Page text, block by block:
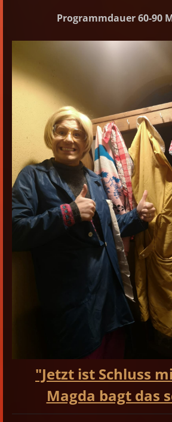
Programmdauer 60-90
"Jetzt ist Schluss
Magda bagt das